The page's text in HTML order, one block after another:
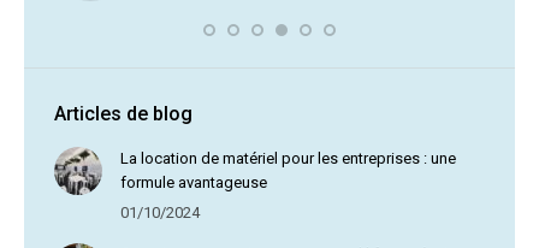
Articles de blog
La location de matériel pour les entreprises : une
formule avantageuse
01/10/2024